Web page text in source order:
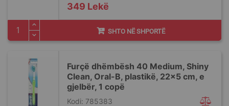
349 Lekë
SHTO NË SHPORTË
Furçë dhëmbësh 40 Medium, Shiny
Clean, Oral-B, plastikë, 22x5 cm, e
gjelbër, 1 copë
Kodi: 785383